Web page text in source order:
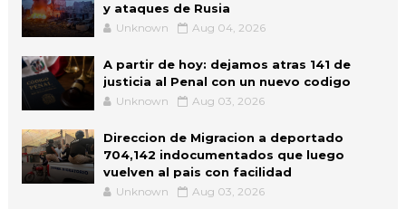
y ataques de Rusia
Unknown Aug 04, 2026
A partir de hoy: dejamos atras 141 de
justicia al Penal con un nuevo codigo
Unknown Aug 03, 2026
Direccion de Migracion a deportado
704,142 indocumentados que luego
vuelven al pais con facilidad
Unknown Aug 03, 2026